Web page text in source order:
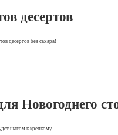
десертов
десертов без сахара!
Новогоднего
шагом к крепкому